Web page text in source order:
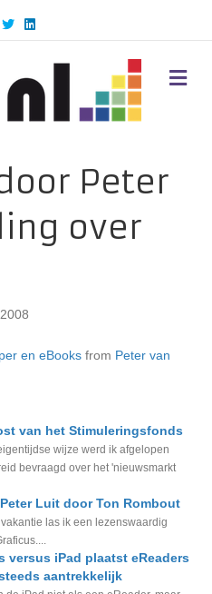
T
w
n
d
M
E
Peter
over
en eBooks from Peter van
van het Stimuleringsfonds
wijze werd ik afgelopen
bevraagd over het 'nieuwsmarkt
Luit door Ton Rombout
las ik een lezenswaardig
versus iPad plaatst eReaders
aantrekkelijk